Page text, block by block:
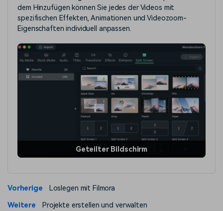
dem Hinzufügen können Sie jedes der Videos mit
spezifischen Effekten, Animationen und Videozoom-
Eigenschaften individuell anpassen.
Geteilter Bildschirm
Vorherige
Loslegen mit Filmora
Projekte erstellen und verwalten
Weitere